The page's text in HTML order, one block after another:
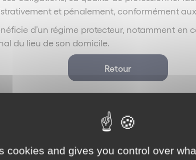
et pénalement, conformément
d’un régime protecteur, notamment
du lieu de son domicile.
Retour
cookies and gives you control over